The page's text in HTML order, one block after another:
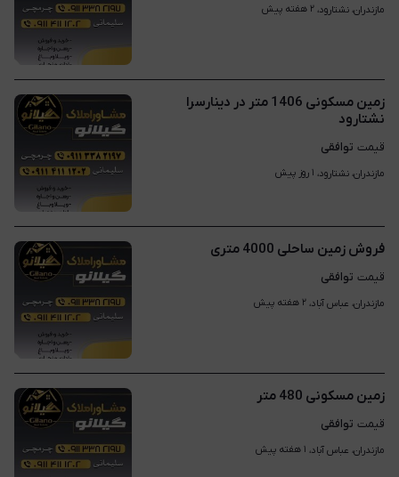
مازندران، نشتارود، ۲ هفته پیش
زمین مسکونی 1406 متر در دینارسرا
نشتارود
قیمت توافقی
مازندران، نشتارود، ۱ روز پیش
فروش زمین ساحلی 4000 متری
قیمت توافقی
مازندران، عباس آباد، ۲ هفته پیش
زمین مسکونی 480 متر
قیمت توافقی
مازندران، عباس آباد، ۱ هفته پیش